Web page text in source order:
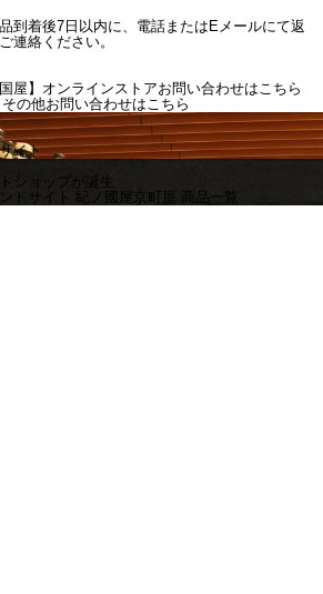
到着後7日以内に、電話またはEメールにて返
連絡ください。
屋】オンラインストアお問い合わせはこちら
その他お問い合わせは こちら
イト
ショップが誕生
ドサイト 紀ノ國屋京町屋 商品一覧